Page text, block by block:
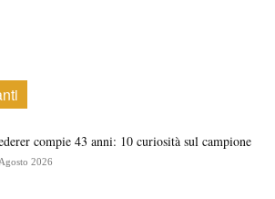
compie 43 anni: 10 curiosità sul campione
2026